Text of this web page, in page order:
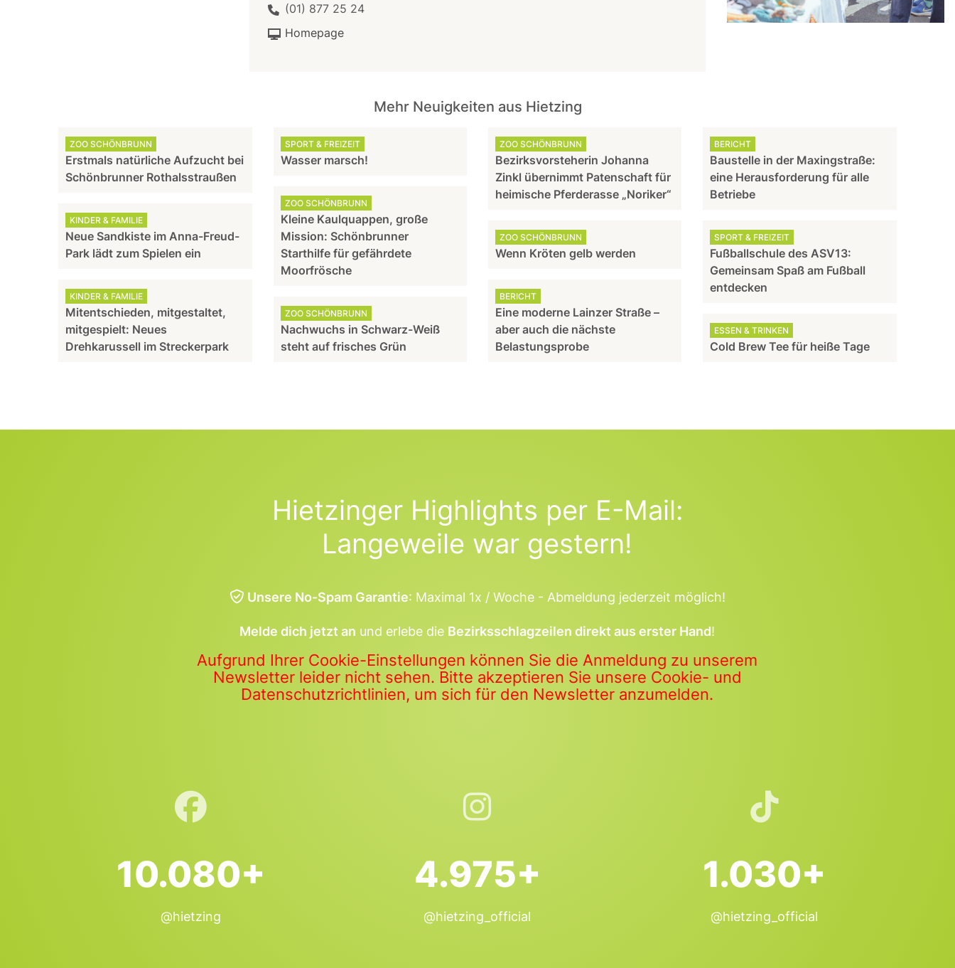
(01) 877 25 24
Homepage
Mehr Neuigkeiten aus Hietzing
ZOO SCHÖNBRUNN
Erstmals natürliche Aufzucht bei
Schönbrunner Rothalsstraußen
KINDER & FAMILIE
Neue Sandkiste im Anna-Freud-
Park lädt zum Spielen ein
KINDER & FAMILIE
Mitentschieden, mitgestaltet,
mitgespielt: Neues
Drehkarussell im Streckerpark
SPORT & FREIZEIT
Wasser marsch!
ZOO SCHÖNBRUNN
Kleine Kaulquappen, große
Mission: Schönbrunner
Starthilfe für gefährdete
Moorfrösche
ZOO SCHÖNBRUNN
Nachwuchs in Schwarz-Weiß
steht auf frisches Grün
ZOO SCHÖNBRUNN
Bezirksvorsteherin Johanna
Zinkl übernimmt Patenschaft für
heimische Pferderasse „Noriker“
ZOO SCHÖNBRUNN
Wenn Kröten gelb werden
BERICHT
Eine moderne Lainzer Straße –
aber auch die nächste
Belastungsprobe
BERICHT
Baustelle in der Maxingstraße:
eine Herausforderung für alle
Betriebe
SPORT & FREIZEIT
Fußballschule des ASV13:
Gemeinsam Spaß am Fußball
entdecken
ESSEN & TRINKEN
Cold Brew Tee für heiße Tage
Hietzinger Highlights per E-Mail:
Langeweile war gestern!
Unsere No-Spam Garantie: Maximal 1x / Woche - Abmeldung jederzeit möglich!
Melde dich jetzt an und erlebe die Bezirksschlagzeilen direkt aus erster Hand!
Aufgrund Ihrer Cookie-Einstellungen können Sie die Anmeldung zu unserem
Newsletter leider nicht sehen. Bitte akzeptieren Sie unsere Cookie- und
Datenschutzrichtlinien, um sich für den Newsletter anzumelden.
10.080+
@hietzing
4.975+
@hietzing_official
1.030+
@hietzing_official